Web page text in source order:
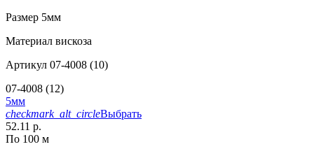
Размер 5мм
Материал вискоза
Артикул 07-4008 (10)
07-4008 (12)
5мм
checkmark_alt_circleВыбрать
52.11 р.
По 100 м